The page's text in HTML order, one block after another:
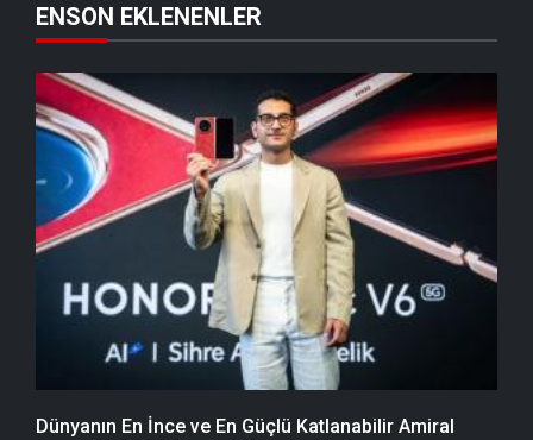
ENSON EKLENENLER
Dünyanın En İnce ve En Güçlü Katlanabilir Amiral